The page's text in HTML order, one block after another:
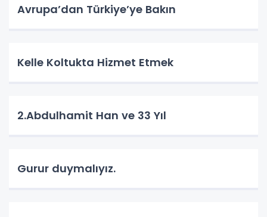
Avrupa’dan Türkiye’ye Bakın
Kelle Koltukta Hizmet Etmek
2.Abdulhamit Han ve 33 Yıl
Gurur duymalıyız.